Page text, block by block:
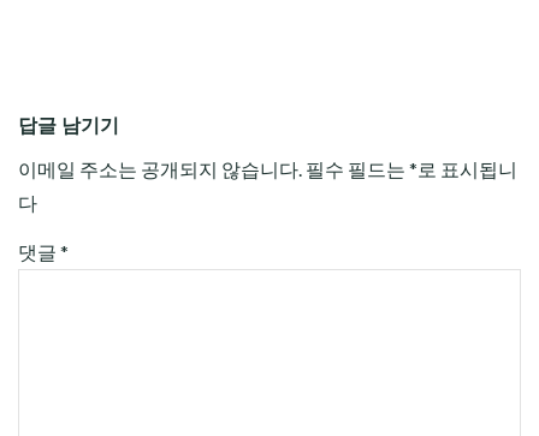
답글 남기기
이메일 주소는 공개되지 않습니다. 필수 필드는 * 로 표시됩니
다
댓글 *